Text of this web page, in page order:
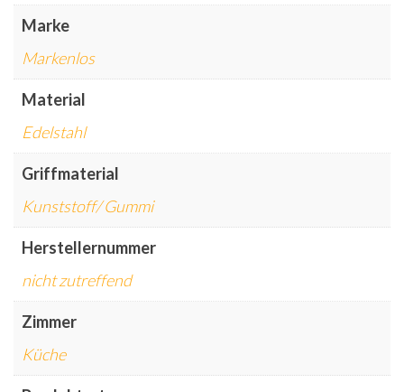
Marke
Markenlos
Material
Edelstahl
Griffmaterial
Kunststoff/ Gummi
Herstellernummer
nicht zutreffend
Zimmer
Küche